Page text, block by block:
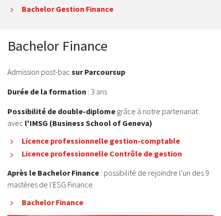
Bachelor Gestion Finance
Bachelor Finance
Admission post-bac sur Parcoursup
Durée de la formation : 3 ans
Possibilité de double-diplome grâce à notre partenariat
avec l'IMSG (Business School of Geneva)
Licence professionnelle gestion-comptable
Licence professionnelle Contrôle de gestion
Après le Bachelor Finance : possibilité de rejoindre l'un des 9
mastères de l'ESG Finance
Bachelor Finance